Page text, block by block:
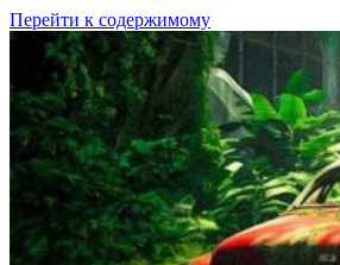
Перейти к содержимому